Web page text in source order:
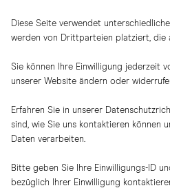
Diese Seite verwendet
werden von Drittparteien platziert, die
Sie können Ihre Einwilligung jederzeit
unserer Website ändern oder
Erfahren Sie in unserer
sind, wie Sie uns kontaktieren können
Daten verarbeiten.
Bitte geben Sie Ihre Einwilligungs-ID
bezüglich Ihrer Einwilligung